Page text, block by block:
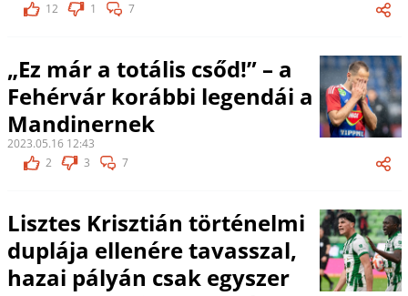
12
1 7
„Ez már a totális csőd!” – a
Fehérvár korábbi legendái a
Mandinernek
2023.05.16 12:43
2
3 7
Lisztes Krisztián történelmi
duplája ellenére tavasszal,
hazai pályán csak egyszer